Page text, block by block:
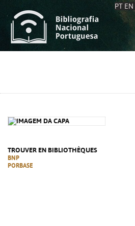
PT EN
TROUVER EN BIBLIOTHÈQUES
BNP
PORBASE